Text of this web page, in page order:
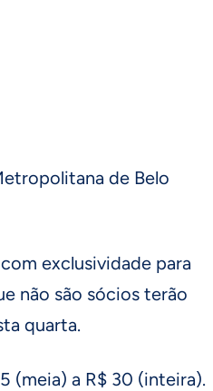
de Belo
exclusividade para
não são sócios terão
quarta.
(meia) a R$ 30 (inteira).